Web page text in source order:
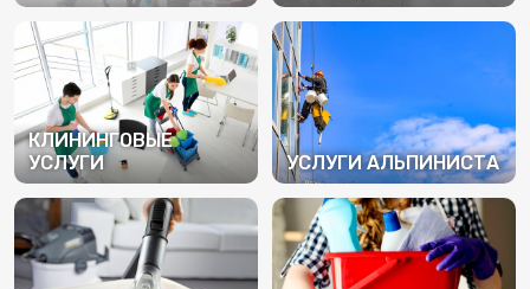
ПОДРОБНЕЕ ПОДРОБНЕЕ
КЛИНИНГОВЫЕ
УСЛУГИ
ПОДРОБНЕЕ
УСЛУГИ АЛЬПИНИСТА
ПОДРОБНЕЕ